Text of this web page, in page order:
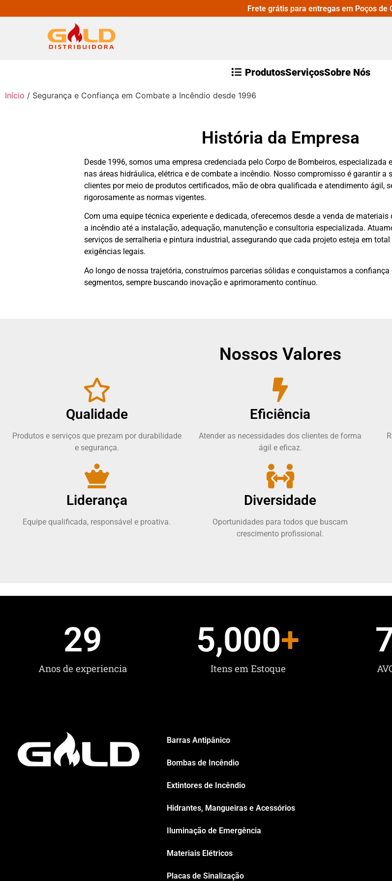
Frete grátis para entregas em Poços de
ProdutosServiçosSobre Nós
Início / Segurança e Confiança em Combate a Incêndio desde 1996
História da Empresa
Desde 1996, somos uma empresa credenciada pelo Corpo de Bombeiros, especializada
nas áreas hidráulica, elétrica e de combate a incêndio. Nosso compromisso é garantir a
clientes por meio de produtos certificados, mão de obra qualificada e atendimento ágil,
rigorosamente as normas vigentes.
Com uma equipe técnica experiente e dedicada, oferecemos desde a venda de materiais
a incêndio até a instalação, adequação, manutenção e consultoria especializada.
serviços de serralheria e pintura industrial, assegurando que cada projeto esteja em
exigências legais.
Ao longo de nossa trajetória, construímos parcerias sólidas e conquistamos a confiança
segmentos, sempre buscando inovação e aprimoramento contínuo.
Nossos Valores
Qualidade
Produtos e serviços que prezam por durabilidade
e segurança.
Eficiência
Atender as necessidades dos clientes de forma
ágil e eficaz.
Liderança
Equipe qualificada, responsável e proativa.
Diversidade
Oportunidades para todos que buscam
crescimento profissional.
Anos de experiencia
29
Itens em Estoque
5,000+
Barras Antipânico
Bombas de Incêndio
Extintores de Incêndio
Hidrantes, Mangueiras e Acessórios
Iluminação de Emergência
Materiais Elétricos
Placas de Sinalização